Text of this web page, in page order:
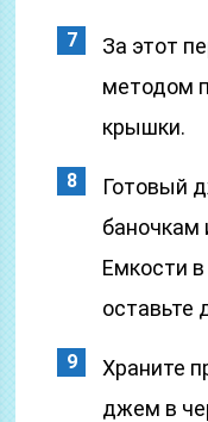
За этот
методом
крышки.
Готовый
баночкам
Емкости
оставьте
Храните
джем в